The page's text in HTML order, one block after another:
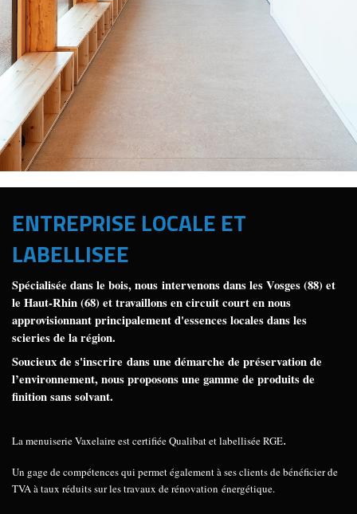
ENTREPRISE LOCALE ET
LABELLISEE
Spécialisée dans le bois, nous intervenons dans les Vosges (88) et
le Haut-Rhin (68) et travaillons en circuit court en nous
approvisionnant principalement d'essences locales dans les
scieries de la région.
Soucieux de s'inscrire dans une démarche de préservation de
l’environnement, nous proposons une gamme de produits de
finition sans solvant.
La menuiserie Vaxelaire est certifiée Qualibat et labellisée RGE.
Un gage de compétences qui permet également à ses clients de bénéficier de
TVA à taux réduits sur les travaux de rénovation énergétique.